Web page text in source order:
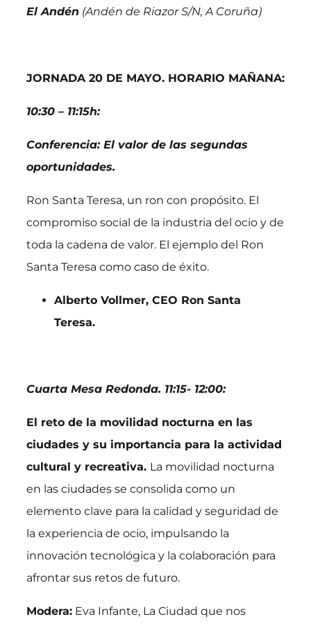
El Andén (Andén de Riazor S/N, A Coruña)
JORNADA 20 DE MAYO. HORARIO MAÑANA:
10:30 – 11:15h:
Conferencia: El valor de las segundas
oportunidades.
Ron Santa Teresa, un ron con propósito. El
compromiso social de la industria del ocio y de
toda la cadena de valor. El ejemplo del Ron
Santa Teresa como caso de éxito.
Alberto Vollmer, CEO Ron Santa
Teresa.
Cuarta Mesa Redonda. 11:15- 12:00:
El reto de la movilidad nocturna en las
ciudades y su importancia para la actividad
cultural y recreativa. La movilidad nocturna
en las ciudades se consolida como un
elemento clave para la calidad y seguridad de
la experiencia de ocio, impulsando la
innovación tecnológica y la colaboración para
afrontar sus retos de futuro.
Modera: Eva Infante, La Ciudad que nos